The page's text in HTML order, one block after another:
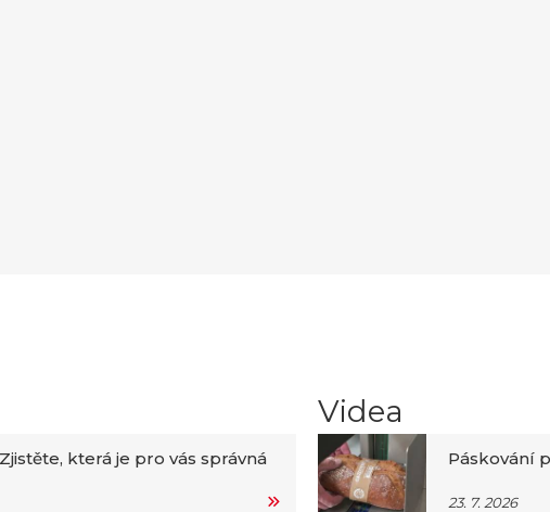
která je pro vás správná
Videa
Páskování
23. 7. 2026